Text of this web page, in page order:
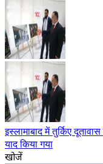
इस्लामाबाद में तुर्किए
याद किया गया
खोजें